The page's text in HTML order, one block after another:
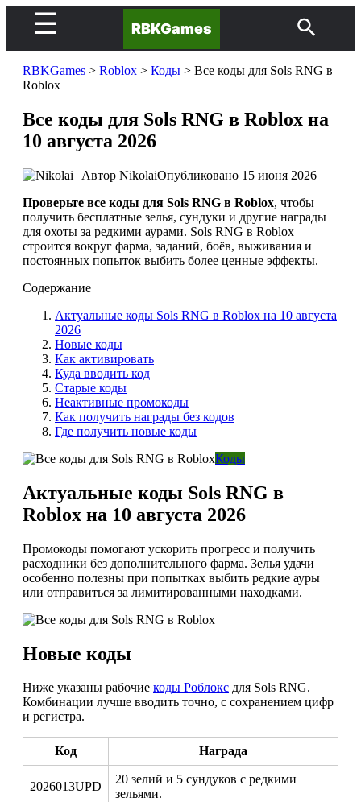
☰ RBKGames
RBKGames > Roblox > Коды > Все коды для Sols RNG в
Roblox
Все коды для Sols RNG в Roblox на
10 августа 2026
Автор NikolaiОпубликовано 15 июня 2026
Проверьте все коды для Sols RNG в Roblox, чтобы
получить бесплатные зелья, сундуки и другие награды
для охоты за редкими аурами. Sols RNG в Roblox
строится вокруг фарма, заданий, боёв, выживания и
постоянных попыток выбить более ценные эффекты.
Содержание
Актуальные коды Sols RNG в Roblox на 10 августа
2026
Новые коды
Как активировать
Куда вводить код
Старые коды
Неактивные промокоды
Как получить награды без кодов
Где получить новые коды
Коды
Актуальные коды Sols RNG в
Roblox на 10 августа 2026
Промокоды помогают ускорить прогресс и получить
расходники без дополнительного фарма. Зелья удачи
особенно полезны при попытках выбить редкие ауры
или отправиться за лимитированными находками.
Новые коды
Ниже указаны рабочие коды Роблокс для Sols RNG.
Комбинации лучше вводить точно, с сохранением цифр
и регистра.
Код Награда
2026013UPD
20 зелий и 5 сундуков с редкими
зельями.